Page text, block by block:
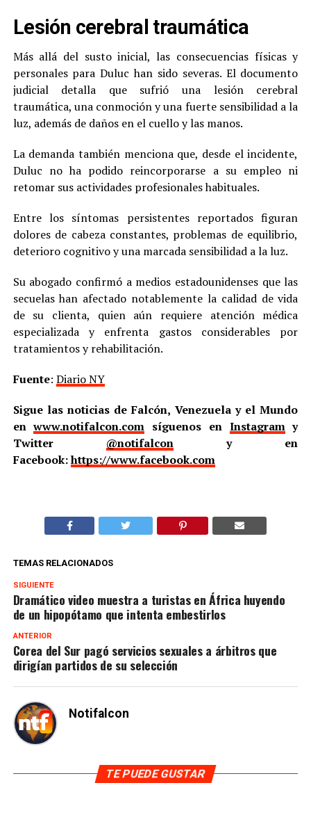
Lesión cerebral traumática
Más allá del susto inicial, las consecuencias físicas y
personales para Duluc han sido severas. El documento
judicial detalla que sufrió una lesión cerebral
traumática, una conmoción y una fuerte sensibilidad a la
luz, además de daños en el cuello y las manos.
La demanda también menciona que, desde el incidente,
Duluc no ha podido reincorporarse a su empleo ni
retomar sus actividades profesionales habituales.
Entre los síntomas persistentes reportados figuran
dolores de cabeza constantes, problemas de equilibrio,
deterioro cognitivo y una marcada sensibilidad a la luz.
Su abogado confirmó a medios estadounidenses que las
secuelas han afectado notablemente la calidad de vida
de su clienta, quien aún requiere atención médica
especializada y enfrenta gastos considerables por
tratamientos y rehabilitación.
Fuente: Diario NY
Sigue las noticias de Falcón, Venezuela y el Mundo
enwww.notifalcon.com síguenos en Instagramy
Twitter @notifalcony en
Facebook:https://www.facebook.com
TEMAS RELACIONADOS
SIGUIENTE
Dramático video muestra a turistas en África huyendo
de un hipopótamo que intenta embestirlos
ANTERIOR
Corea del Sur pagó servicios sexuales a árbitros que
dirigían partidos de su selección
Notifalcon
TE PUEDE GUSTAR